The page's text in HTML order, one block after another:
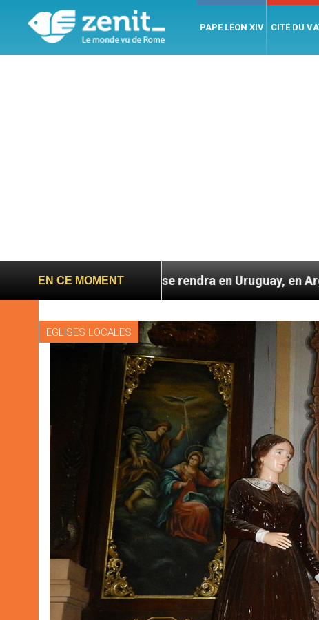
PAPE LÉON XIV CITÉ DU
EN CE MOMENT
XIV se rendra en Uruguay, en Argentine et au
EGLISES LOCALES